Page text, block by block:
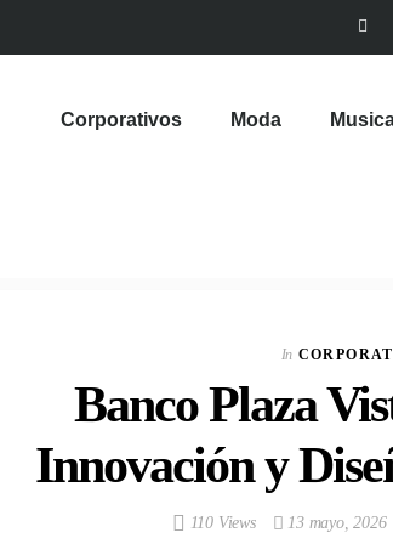
Corporativos Moda
In
Banco Plaza
Innovación y
110 Views 13 mayo, 2026